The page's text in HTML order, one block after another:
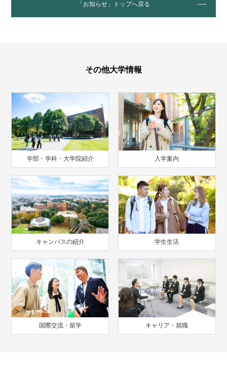
「お知らせ」トップへ戻る
その他大学情報
学部・学科・大学院紹介 入学案内
キャンパスの紹介 学生生活
国際交流・留学 キャリア・就職